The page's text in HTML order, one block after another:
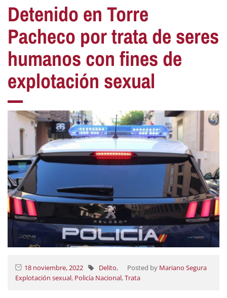
Detenido en Torre
Pacheco por trata de seres
humanos con fines de
explotación sexual
18 noviembre, 2022 Posted by Mariano Segura
Delito,
Explotación sexual, Policía Nacional,Trata